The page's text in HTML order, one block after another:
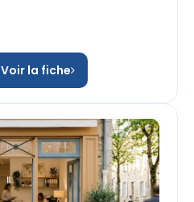
Voir la fiche